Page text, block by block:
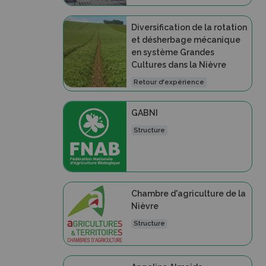
Diversification de la rotation
et désherbage mécanique
en système Grandes
Cultures dans la Nièvre
Retour d'expérience
GABNI
Structure
Chambre d'agriculture de la
Nièvre
Structure